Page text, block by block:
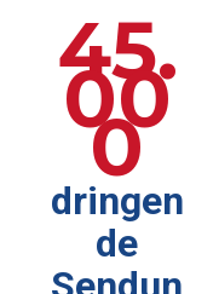
45.
00
0
dringen
de